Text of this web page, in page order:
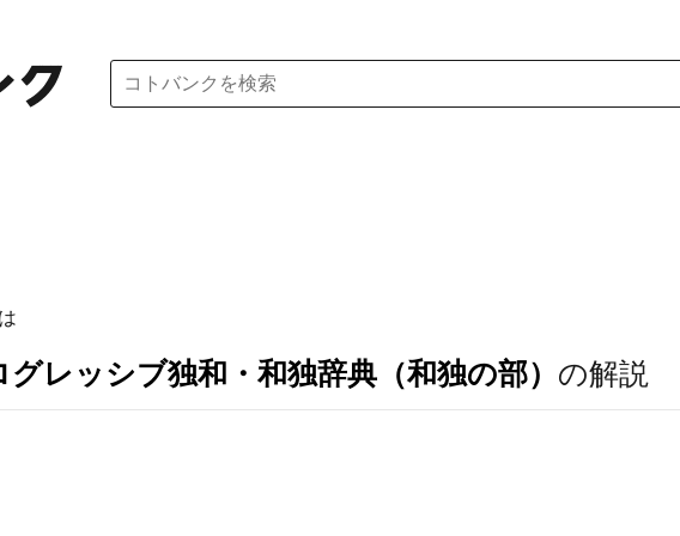
レッシブ独和・和独辞典（和独の部） の解説